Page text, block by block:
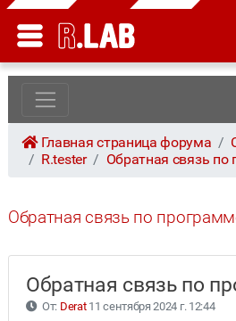
Главная страница форума
R.tester
Обратная связь по
Обратная связь по
Обратная связь по
От: Derat11 сентября 2024 г. 12:44